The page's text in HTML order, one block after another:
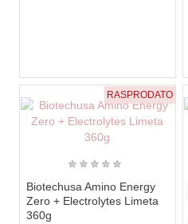
RASPRODATO
★ ★ ★ ★ ★
Biotechusa Amino Energy
Zero + Electrolytes Limeta
360g